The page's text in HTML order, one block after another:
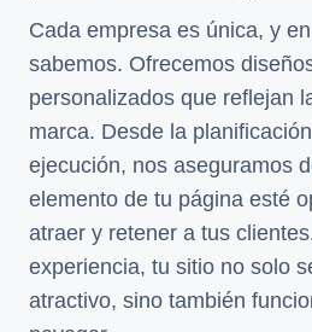
Cada empresa es única, y
sabemos. Ofrecemos
personalizados que reflejan
marca. Desde la
ejecución, nos aseguramos
elemento de tu página esté
atraer y retener a tus
experiencia, tu sitio no solo
atractivo, sino también